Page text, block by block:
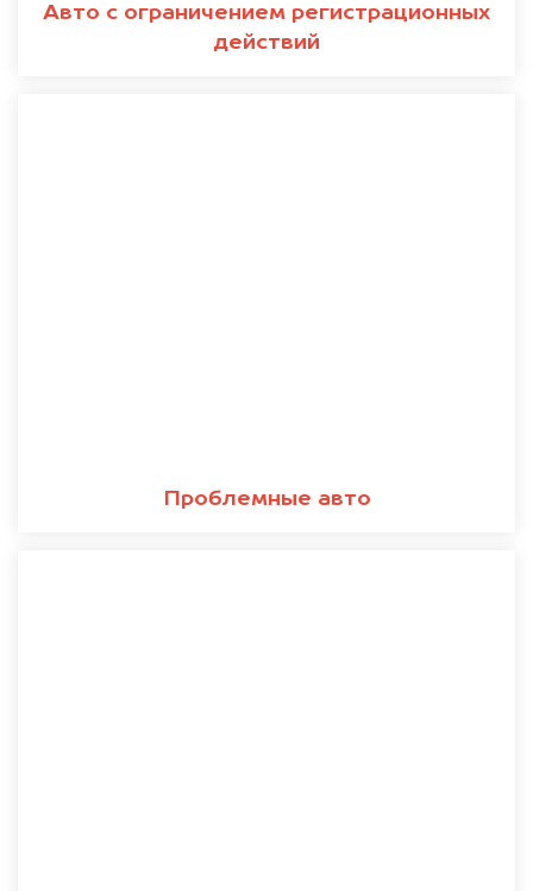
Авто с ограничением регистрационных
действий
Проблемные авто